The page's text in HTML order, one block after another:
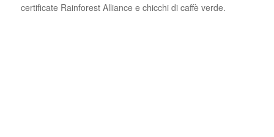
certificate Rainforest Alliance e chicchi di caffè verde.